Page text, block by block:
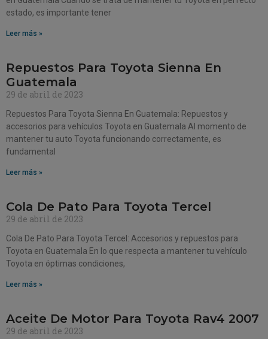
estado, es importante tener
Leer más »
Repuestos Para Toyota Sienna En
Guatemala
29 de abril de 2023
Repuestos Para Toyota Sienna En Guatemala: Repuestos y
accesorios para vehículos Toyota en Guatemala Al momento de
mantener tu auto Toyota funcionando correctamente, es
fundamental
Leer más »
Cola De Pato Para Toyota Tercel
29 de abril de 2023
Cola De Pato Para Toyota Tercel: Accesorios y repuestos para
Toyota en Guatemala En lo que respecta a mantener tu vehículo
Toyota en óptimas condiciones,
Leer más »
Aceite De Motor Para Toyota Rav4 2007
29 de abril de 2023